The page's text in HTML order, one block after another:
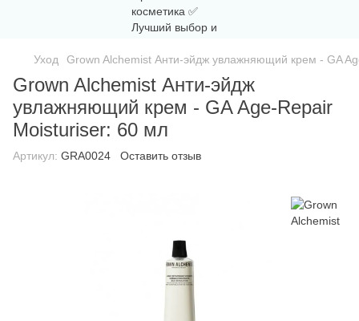
Уход Grown Alchemist Анти-эйдж увлажняющий крем - GA
Grown Alchemist Анти-эйдж
увлажняющий крем - GA Age-Repair
Moisturiser: 60 мл
Артикул: GRA0024 Оставить отзыв